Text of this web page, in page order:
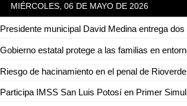
MIÉRCOLES, 06 DE MAYO DE 2026
Riesgo de hacinamiento en el penal de Rioverde